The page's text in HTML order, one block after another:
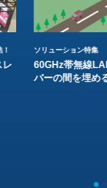
レ
ソリューション特集
60GHz帯無線
バーの間を埋め